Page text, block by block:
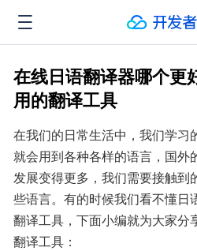
在线日语翻译器哪个更
用的翻译工具
在我们的日常生活中，我们学习
就会用到各种各样的语言，国外
发展变得更多，我们需要接触到
些语言。有的时候我们看不懂日
翻译工具，下面小编就为大家分
翻译工具：